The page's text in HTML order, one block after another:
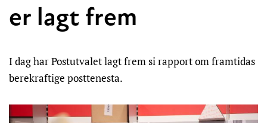
er lagt frem
I dag har Postutvalet lagt frem si rapport om framtidas
berekraftige posttenesta.